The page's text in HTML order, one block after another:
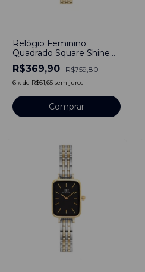
Relógio Feminino
Quadrado Square Shine
Preto Aço Inoxidável
Gomos
R$369,90 R$759,80
6 x de R$61,65 sem juros
Comprar